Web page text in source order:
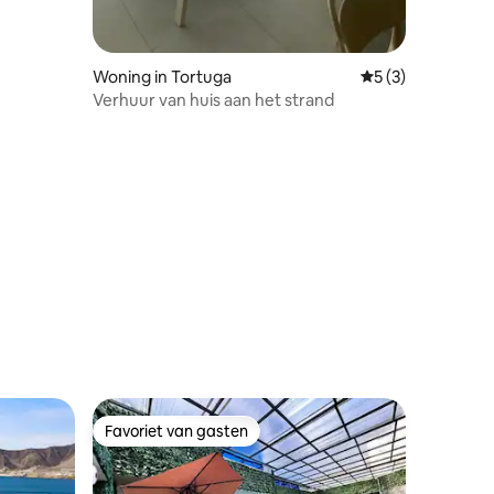
Woning in Tortuga Gemiddelde
5 (3)
Verhuur van huis aan het strand
Favoriet van gasten
Favoriet van gasten